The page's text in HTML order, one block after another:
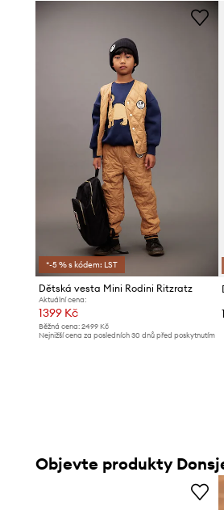
*-5 % s kódem: LST
Dětská vesta Mini Rodini Ritzratz
Aktuální cena:
1399 Kč
Běžná cena: 2499 Kč
Nejnižší cena za posledních 30 dnů před poskytnutím
Objevte produkty